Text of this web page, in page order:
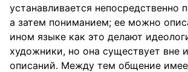
устанавливается непосредственно
а затем пониманием; ее можно
ином языке как это делают
художники, но она существует вне
описаний. Между тем общение